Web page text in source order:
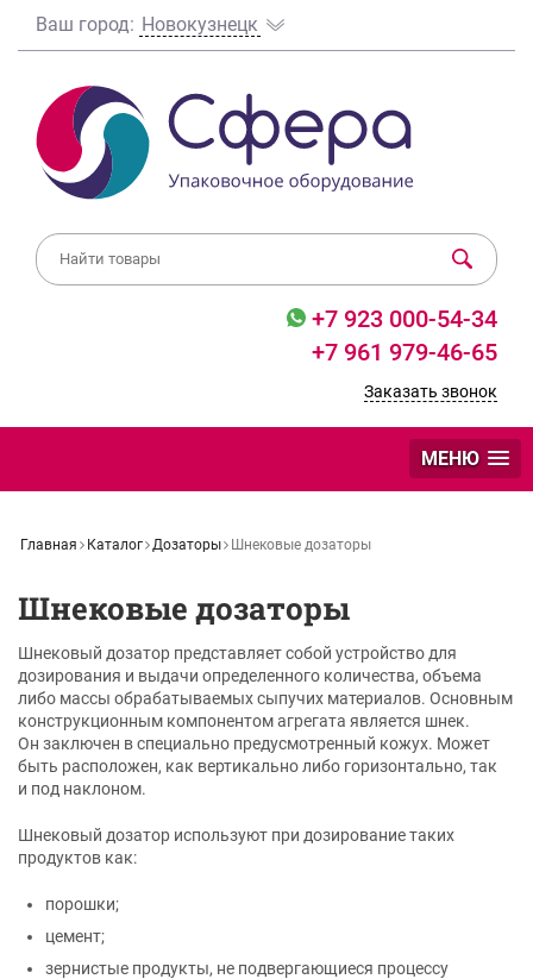
Ваш город: Новокузнецк
+7 923 000-54-34
+7 961 979-46-65
Заказать звонок
МЕНЮ
Главная Каталог Дозаторы Шнековые дозаторы
Шнековые дозаторы
Шнековый дозатор представляет собой устройство для
дозирования и выдачи определенного количества, объема
либо массы обрабатываемых сыпучих материалов. Основным
конструкционным компонентом агрегата является шнек.
Он заключен в специально предусмотренный кожух. Может
быть расположен, как вертикально либо горизонтально, так
и под наклоном.
Шнековый дозатор используют при дозирование таких
продуктов как:
порошки;
цемент;
зернистые продукты, не подвергающиеся процессу